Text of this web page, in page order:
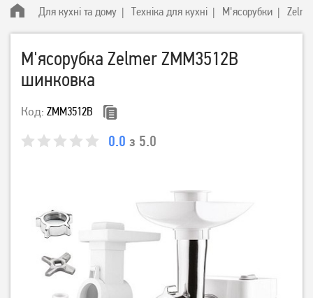
Для кухні та дому Техніка для кухні М'ясорубки
М'ясорубка Zelmer ZMM3512B
шинковка
Код: ZMM3512B
0.0 з 5.0